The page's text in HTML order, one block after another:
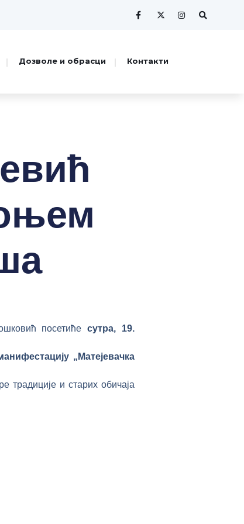
Дозволе и обрасци Контакти
посетићесутра, 19.
„Матејевачка
традиције и старих обичаја